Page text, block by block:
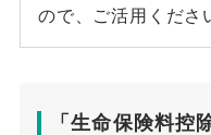
ので、ご活用くださ
「生命保険料控